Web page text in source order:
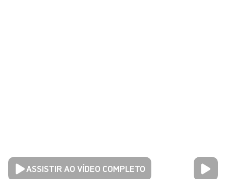
ASSISTIR AO VÍDEO COMPLETO